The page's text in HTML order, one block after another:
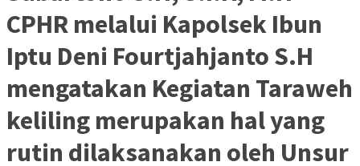
CPHR melalui Kapolsek Ibun
Iptu Deni Fourtjahjanto S.H
mengatakan Kegiatan Taraweh
keliling merupakan hal yang
rutin dilaksanakan oleh Unsur